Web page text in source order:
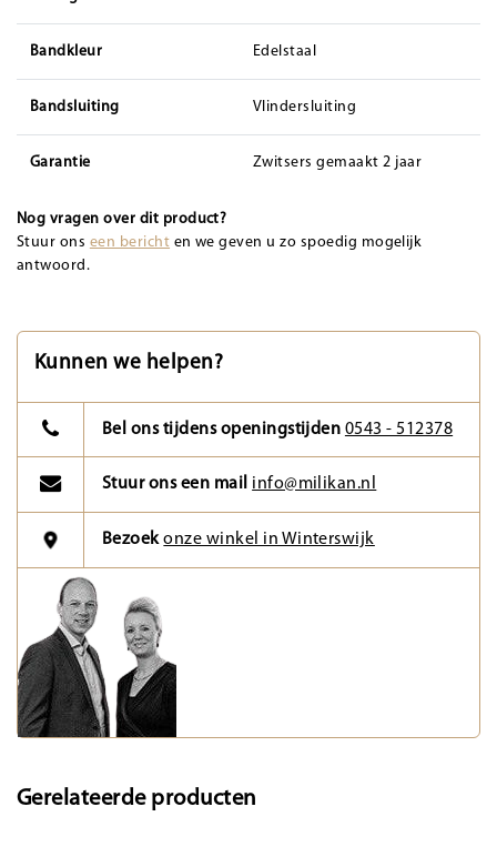
Bandkleur Edelstaal
Bandsluiting Vlindersluiting
Garantie Zwitsers gemaakt 2 jaar
Nog vragen over dit product?
Stuur ons een bericht en we geven u zo spoedig mogelijk
antwoord.
Kunnen we helpen?
Bel ons tijdens openingstijden 0543 - 512378
Stuur ons een mail info@milikan.nl
Bezoekonze winkel in Winterswijk
Gerelateerde producten